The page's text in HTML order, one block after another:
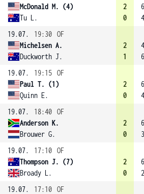
McDonald M. (4)
Tu L.
2
0
6
4
19.07.
19:30 OF
Michelsen A.
Duckworth J.
2
1
4
6
19.07.
19:15 OF
Paul T. (1)
Quinn E.
2
0
6
4
19.07.
18:40 OF
Anderson K.
Brouwer G.
2
0
6
3
19.07.
17:10 OF
Thompson J. (7)
Broady L.
2
0
6
2
19.07.
17:10 OF